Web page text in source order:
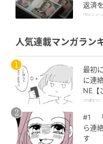
返済
し、
TRILL ニュース
人気連載マンガラン
最初
に連
NE【
され妻なつこ
#1 「
ら連
す